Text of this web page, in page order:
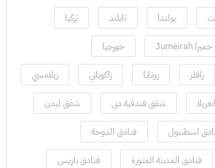
بولندا تايلند تركيا
جميرا Jumeirah جورجيا
رافلز روتانا زاكوباني زيلامسي
شقق فندقية دبي شقق لندن
اسطنبول فنادق الدوحة
فنادق المدينة المنورة فنادق باريس